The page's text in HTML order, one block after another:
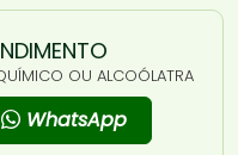
OU ALCOÓLATRA
WhatsApp